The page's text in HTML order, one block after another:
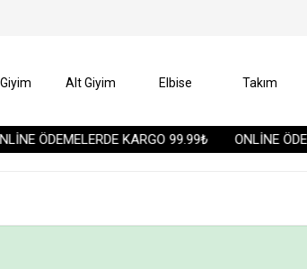
ÖDEMELERDE KARGO 99.99₺ ONLİNE
Giyim Alt Giyim Elbise Takım